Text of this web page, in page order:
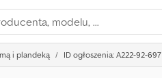
i plandeką ID ogłoszenia: A222-92-697